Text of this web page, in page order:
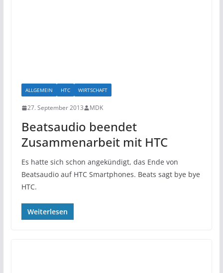
ALLGEMEIN HTC WIRTSCHAFT
27. September 2013 MDK
Beatsaudio beendet
Zusammenarbeit mit HTC
Es hatte sich schon angekündigt, das Ende von
Beatsaudio auf HTC Smartphones. Beats sagt bye bye
HTC.
Weiterlesen